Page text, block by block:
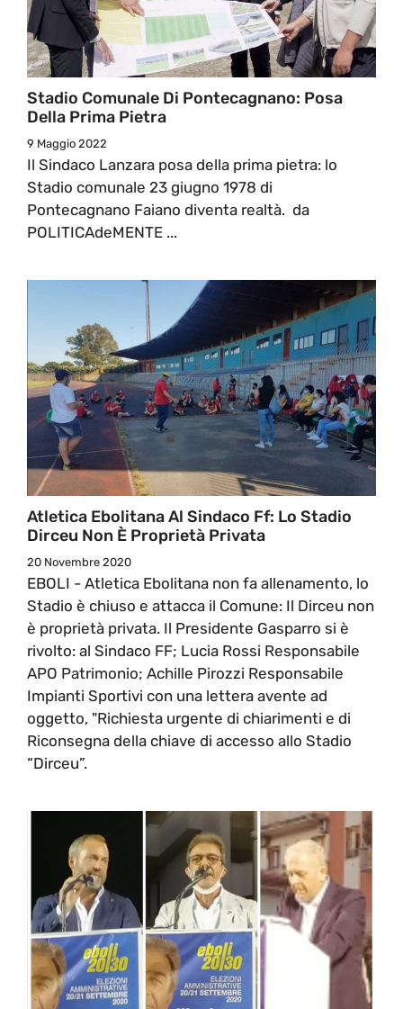
Stadio Comunale Di Pontecagnano: Posa
Della Prima Pietra
9 Maggio 2022
Il Sindaco Lanzara posa della prima pietra: lo
Stadio comunale 23 giugno 1978 di
Pontecagnano Faiano diventa realtà. da
POLITICAdeMENTE ...
Atletica Ebolitana Al Sindaco Ff: Lo Stadio
Dirceu Non È Proprietà Privata
20 Novembre 2020
EBOLI - Atletica Ebolitana non fa allenamento, lo
Stadio è chiuso e attacca il Comune: Il Dirceu non
è proprietà privata. Il Presidente Gasparro si è
rivolto: al Sindaco FF; Lucia Rossi Responsabile
APO Patrimonio; Achille Pirozzi Responsabile
Impianti Sportivi con una lettera avente ad
oggetto, "Richiesta urgente di chiarimenti e di
Riconsegna della chiave di accesso allo Stadio
“Dirceu”.